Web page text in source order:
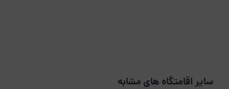
سایر اقامتگاه های مشابه